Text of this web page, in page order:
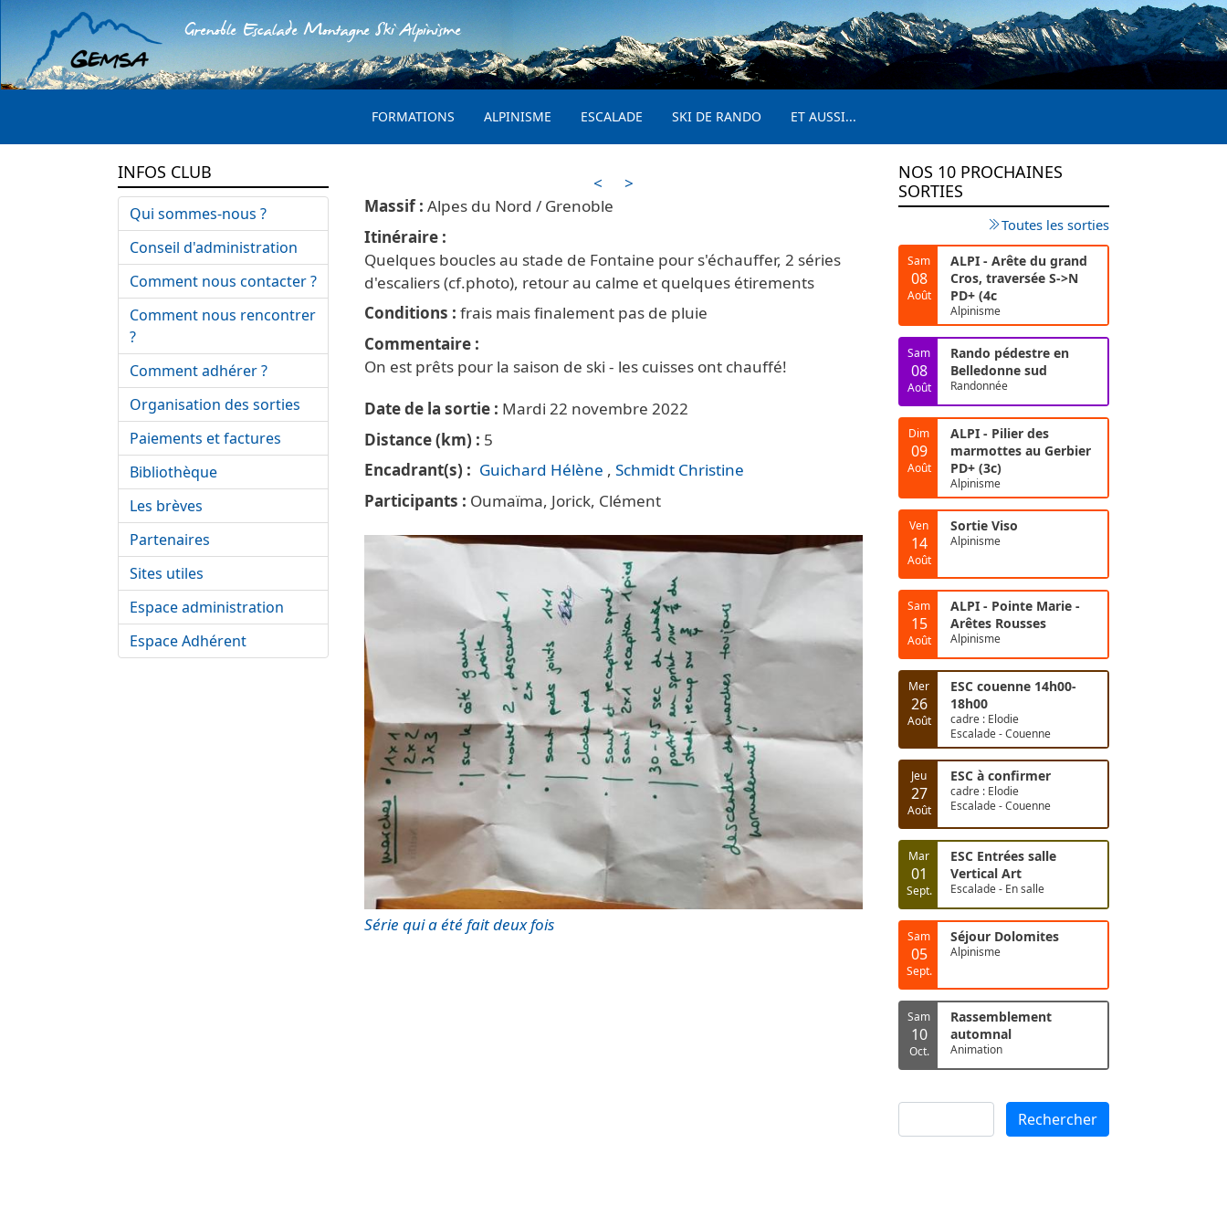
Aller au contenu principal
Grenoble Escalade Montagne Ski Alpinisme
FORMATIONS ALPINISME ESCALADE SKI DE RANDO ET AUSSI...
<
>
Alpes du Nord / Grenoble
Itinéraire
Quelques boucles au stade de Fontaine pour s'échauffer, 2 séries
d'escaliers (cf.photo), retour au calme et quelques étirements
Conditions
frais mais finalement pas de pluie
Commentaire
On est prêts pour la saison de ski - les cuisses ont chauffé!
Date de la sortie
Mardi 22 novembre 2022
Distance (km)
5
Encadrant(s)
Guichard Hélène
Schmidt Christine
Participants
Oumaïma, Jorick, Clément
Vignette principale trail
Série qui a été fait deux fois
INFOS CLUB
Qui sommes-nous ?
Conseil d'administration
Comment nous contacter ?
Comment nous rencontrer
?
Comment adhérer ?
Organisation des sorties
Paiements et factures
Bibliothèque
Les brèves
Partenaires
Sites utiles
Espace administration
Espace Adhérent
NOS 10 PROCHAINES
SORTIES
Toutes les sorties
Sam
08
Août
ALPI - Arête du grand
Cros, traversée S->N
PD+ (4c
Alpinisme
Sam
08
Août
Rando pédestre en
Belledonne sud
Randonnée
Dim
09
Août
ALPI - Pilier des
marmottes au Gerbier
PD+ (3c)
Alpinisme
Ven
14
Août
Sortie Viso
Alpinisme
Sam
15
Août
ALPI - Pointe Marie -
Arêtes Rousses
Alpinisme
Mer
26
Août
ESC couenne 14h00-
18h00
cadre : Elodie
Escalade - Couenne
Jeu
27
Août
ESC à confirmer
cadre : Elodie
Escalade - Couenne
Mar
01
Sept.
ESC Entrées salle
Vertical Art
Escalade - En salle
Sam
05
Sept.
Séjour Dolomites
Alpinisme
Sam
10
Oct.
Rassemblement
automnal
Animation
Rechercher Rechercher